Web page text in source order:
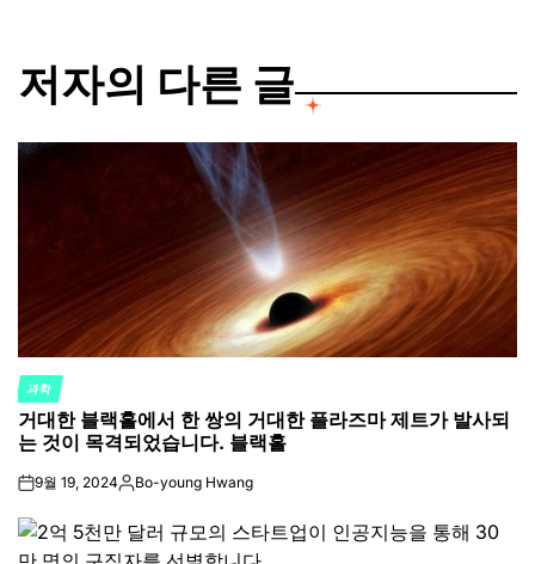
저자의 다른 글
POSTED
IN
과학
거대한 블랙홀에서 한 쌍의 거대한 플라즈마 제트가 발사되
는 것이 목격되었습니다. 블랙홀
on9월 19, 2024Posted
Bo-young Hwang